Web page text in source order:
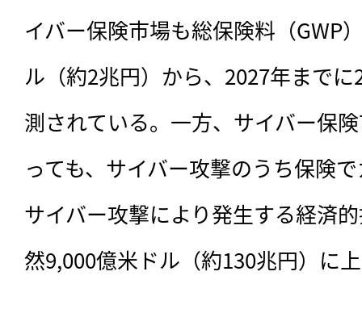
イバー保険市場も総保険料（GWP
ル（約2兆円）から、2027年まで
測されている。一方、サイバー保
っても、サイバー攻撃のうち保険
サイバー攻撃により発生する経済
然9,000億米ドル（約130兆円）に